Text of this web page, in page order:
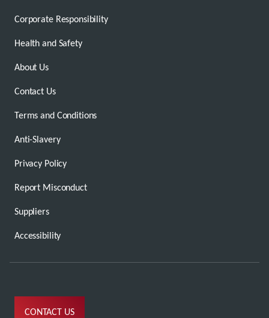
Corporate Responsibility
Health and Safety
About Us
Contact Us
Terms and Conditions
Anti-Slavery
Privacy Policy
Report Misconduct
Suppliers
Accessibility
CONTACT US